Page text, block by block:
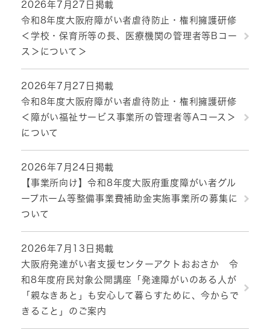
2026年7月27日掲載
令和8年度大阪府障がい者虐待防止・権利擁護研修
＜学校・保育所等の長、医療機関の管理者等Bコー
ス＞について＞
2026年7月27日掲載
令和8年度大阪府障がい者虐待防止・権利擁護研修
＜障がい福祉サービス事業所の管理者等Aコース＞
について
2026年7月24日掲載
【事業所向け】令和8年度大阪府重度障がい者グル
ープホーム等整備事業費補助金実施事業所の募集に
ついて
2026年7月13日掲載
大阪府発達がい者支援センターアクトおおさか 令
和8年度府民対象公開講座「発達障がいのある人が
「親なきあと」も安心して暮らすために、今からで
きること」のご案内